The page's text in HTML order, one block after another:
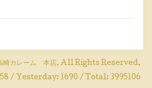
崎カレーム 本店. All Rights Reserved.
/ Yesterday: 1690 / Total: 3995106